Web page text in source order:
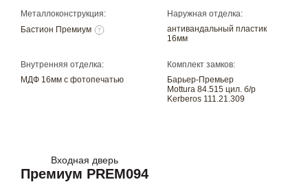
Металлоконструкция:
Бастион Премиум
Наружная отделка:
антивандальный пластик
16мм
Внутренняя отделка:
МДФ 16мм с фотопечатью
Комплект замков:
Барьер-Премьер
Mottura 84.515 цил. б/р
Kerberos 111.21.309
Входная дверь
Премиум PREM094